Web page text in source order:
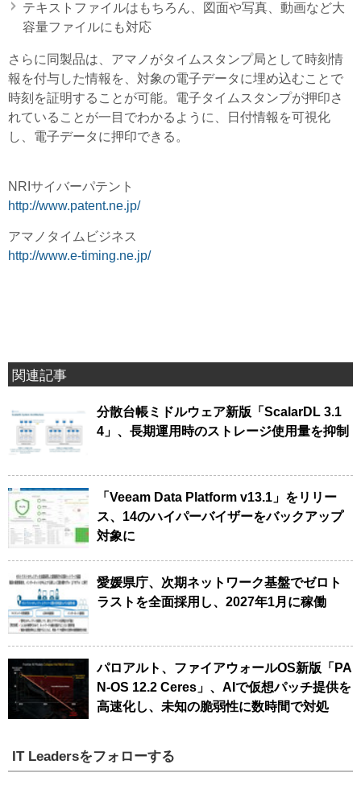
テキストファイルはもちろん、図面や写真、動画など大
容量ファイルにも対応
さらに同製品は、アマノがタイムスタンプ局として時刻情
報を付与した情報を、対象の電子データに埋め込むことで
時刻を証明することが可能。電子タイムスタンプが押印さ
れていることが一目でわかるように、日付情報を可視化
し、電子データに押印できる。
NRIサイバーパテント
http://www.patent.ne.jp/
アマノタイムビジネス
http://www.e-timing.ne.jp/
関連記事
分散台帳ミドルウェア新版「ScalarDL 3.1
4」、長期運用時のストレージ使用量を抑制
「Veeam Data Platform v13.1」をリリー
ス、14のハイパーバイザーをバックアップ
対象に
愛媛県庁、次期ネットワーク基盤でゼロト
ラストを全面採用し、2027年1月に稼働
パロアルト、ファイアウォールOS新版「PA
N-OS 12.2 Ceres」、AIで仮想パッチ提供を
高速化し、未知の脆弱性に数時間で対処
IT Leadersをフォローする